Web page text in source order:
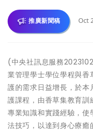
推廣新聞稿 Oct
(中央社訊息服務
業管理學士學位學程與
護的需求日益增長，於本
護課程，由香草集教育
專業知識和實踐經驗，
法技巧，以達到身心療癒